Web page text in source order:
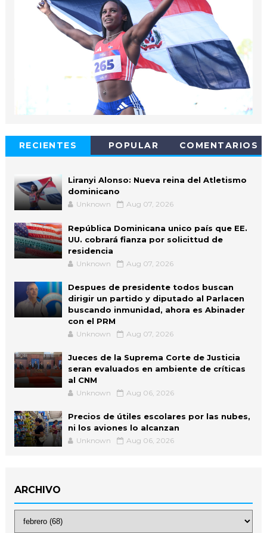
RECIENTES POPULAR COMENTARIOS
Liranyi Alonso: Nueva reina del Atletismo
dominicano
Unknown Aug 07, 2026
República Dominicana unico país que EE.
UU. cobrará fianza por solicittud de
residencia
Unknown Aug 07, 2026
Despues de presidente todos buscan
dirigir un partido y diputado al Parlacen
buscando inmunidad, ahora es Abinader
con el PRM
Unknown Aug 07, 2026
Jueces de la Suprema Corte de Justicia
seran evaluados en ambiente de críticas
al CNM
Unknown Aug 06, 2026
Precios de útiles escolares por las nubes,
ni los aviones lo alcanzan
Unknown Aug 06, 2026
ARCHIVO